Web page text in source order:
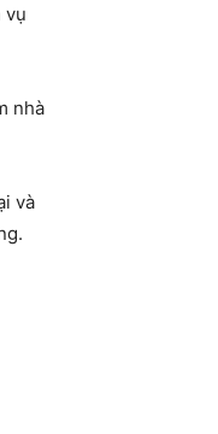
vụ
nhà
và